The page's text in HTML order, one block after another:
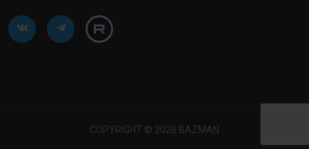
COPYRIGHT © 2026 BAZMAN